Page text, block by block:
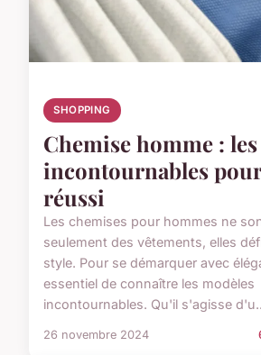
SHOPPING
Chemise homme : les
incontournables
réussi
Les chemises pour hommes ne
seulement des vêtements, elles
style. Pour se démarquer avec
essentiel de connaître les modèles
incontournables. Qu'il s'agisse
26 novembre 2024